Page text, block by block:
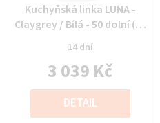
Průměrné
hodnocení
produktu
je
0,0
5
hvězdiček.
Kuchyňská linka LUNA -
Claygrey / Bílá - 50 dolní (50
D 1F 1S)
14 dní
3 039 Kč
Měrná
cena:
DETAIL